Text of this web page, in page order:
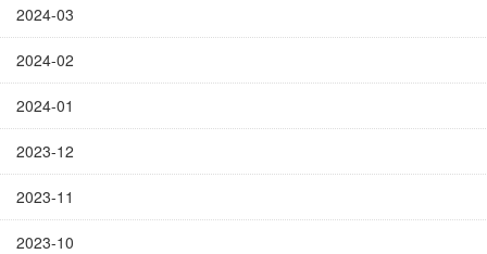
2024-03
2024-02
2024-01
2023-12
2023-11
2023-10